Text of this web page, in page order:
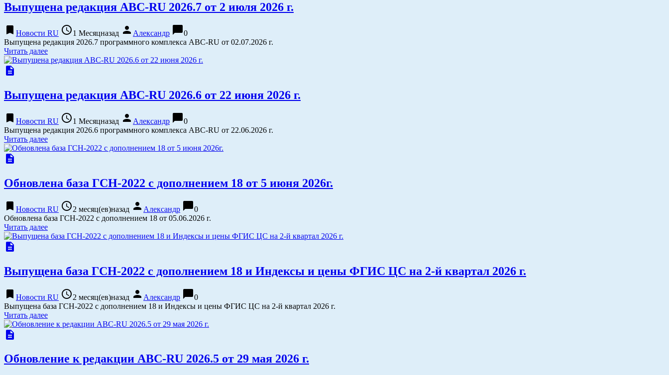
Выпущена редакция АВС-RU 2026.7 от 2 июля 2026 г.
bookmark Новости RU access_time1 Месяцназад person Александр chat_bubble0
Выпущена редакция 2026.7 программного комплекса АВС-RU от 02.07.2026 г.
Читать далее
description
Выпущена редакция АВС-RU 2026.6 от 22 июня 2026 г.
bookmark Новости RU access_time1 Месяцназад person Александр chat_bubble0
Выпущена редакция 2026.6 программного комплекса АВС-RU от 22.06.2026 г.
Читать далее
description
Обновлена база ГСН-2022 с дополнением 18 от 5 июня 2026г.
bookmark Новости RU access_time2 месяц(ев)назад person Александр chat_bubble0
Обновлена база ГСН-2022 с дополнением 18 от 05.06.2026 г.
Читать далее
description
Выпущена база ГСН-2022 с дополнением 18 и Индексы и цены ФГИС ЦС на 2-й квартал 2026 г.
bookmark Новости RU access_time2 месяц(ев)назад person Александр chat_bubble0
Выпущена база ГСН-2022 с дополнением 18 и Индексы и цены ФГИС ЦС на 2-й квартал 2026 г.
Читать далее
description
Обновление к редакции АВС-RU 2026.5 от 29 мая 2026 г.